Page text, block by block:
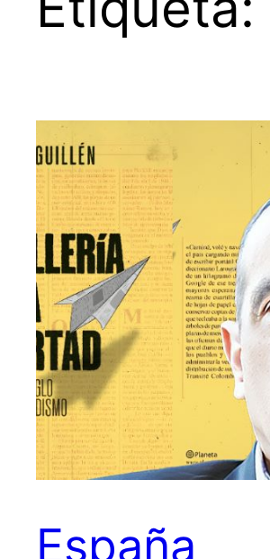
España